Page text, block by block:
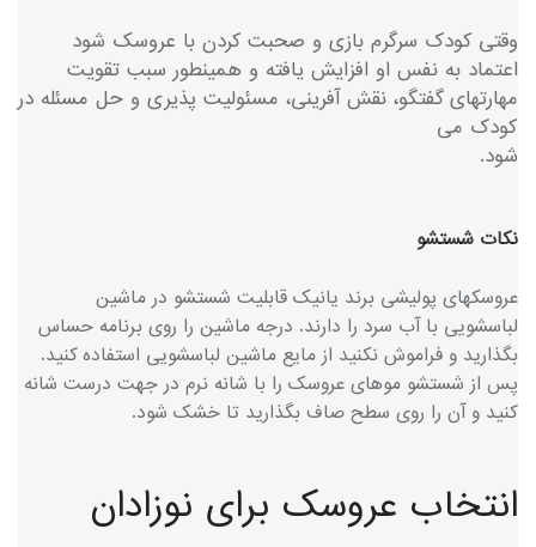
وقتی کودک سرگرم بازی و صحبت کردن با عروسک شود
اعتماد به نفس او افزایش یافته و همینطور سبب تقویت
مهارتهای گفتگو، نقش آفرینی، مسئولیت پذیری و حل مسئله در
کودک می
شود.
نکات شستشو
عروسکهای پولیشی برند یانیک قابلیت شستشو در ماشین
لباسشویی با آب سرد را دارند. درجه ماشین را روی برنامه حساس
بگذارید و فراموش نکنید از مایع ماشین لباسشویی استفاده کنید.
پس از شستشو موهای عروسک را با شانه نرم در جهت درست شانه
کنید و آن را روی سطح صاف بگذارید تا خشک شود.
انتخاب عروسک برای نوزادان